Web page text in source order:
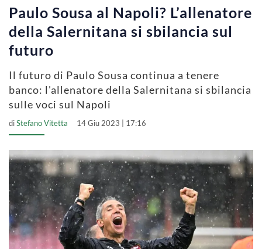
Paulo Sousa al Napoli? L’allenatore
della Salernitana si sbilancia sul
futuro
Il futuro di Paulo Sousa continua a tenere
banco: l'allenatore della Salernitana si sbilancia
sulle voci sul Napoli
diStefano Vitetta 14 Giu 2023 | 17:16